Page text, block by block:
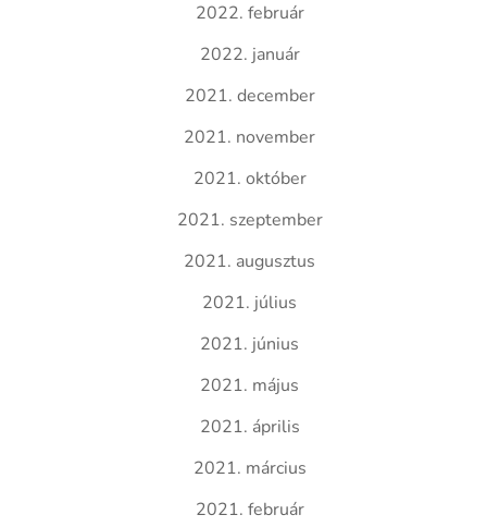
2022. február
2022. január
2021. december
2021. november
2021. október
2021. szeptember
2021. augusztus
2021. július
2021. június
2021. május
2021. április
2021. március
2021. február